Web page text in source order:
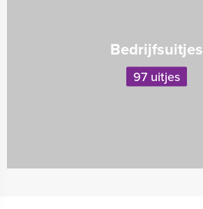
Bedrijfsuitjes
97 uitjes